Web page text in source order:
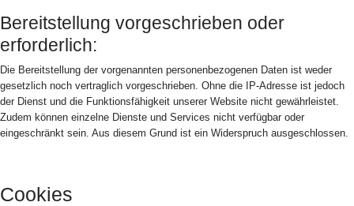
Bereitstellung vorgeschrieben oder
erforderlich:
Die Bereitstellung der vorgenannten personenbezogenen Daten ist weder
gesetzlich noch vertraglich vorgeschrieben. Ohne die IP-Adresse ist jedoch
der Dienst und die Funktionsfähigkeit unserer Website nicht gewährleistet.
Zudem können einzelne Dienste und Services nicht verfügbar oder
eingeschränkt sein. Aus diesem Grund ist ein Widerspruch ausgeschlossen.
Cookies